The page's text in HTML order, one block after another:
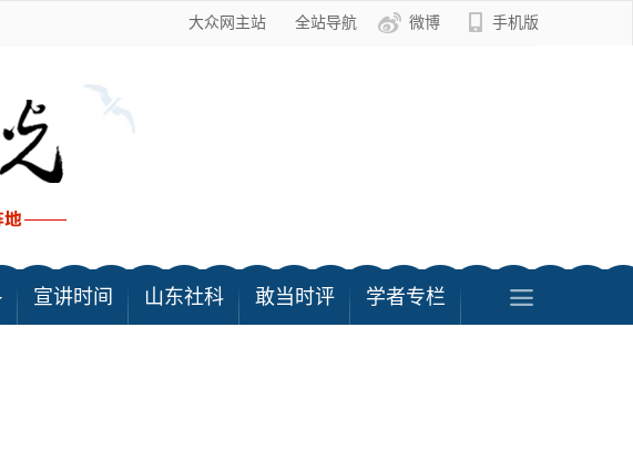
大众网主站 全站导航 微博 手机版
宣讲时间 山东社科 敢当时评 学者专栏